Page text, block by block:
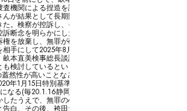
査機関による捏造を認めた判決については不満を示
が結果として長期間にわたり、法的地位が不安定
。検察が控訴し、その状況が継続することは相当
断念を明らかにした(
を放棄し、無罪が確定した(時事24.10.9 12:26)。
手にして2025年8月に国家賠償請求を提訴する予
本直美検事総長談話が名誉棄損に当たるとして民
検討しているという(産25.5.12 19:16)。
然性が高いことなどを理由に恩赦を出願(毎日
年1月15日特別基準恩赦に出願。通常恩赦を含める
なる(毎20.1.16静岡)。2007年、一審静岡地裁の元
たうえで、無罪の心証を持ちながらも合議の末に
白、その後、袴田元被告人と面会を果たした(朝日